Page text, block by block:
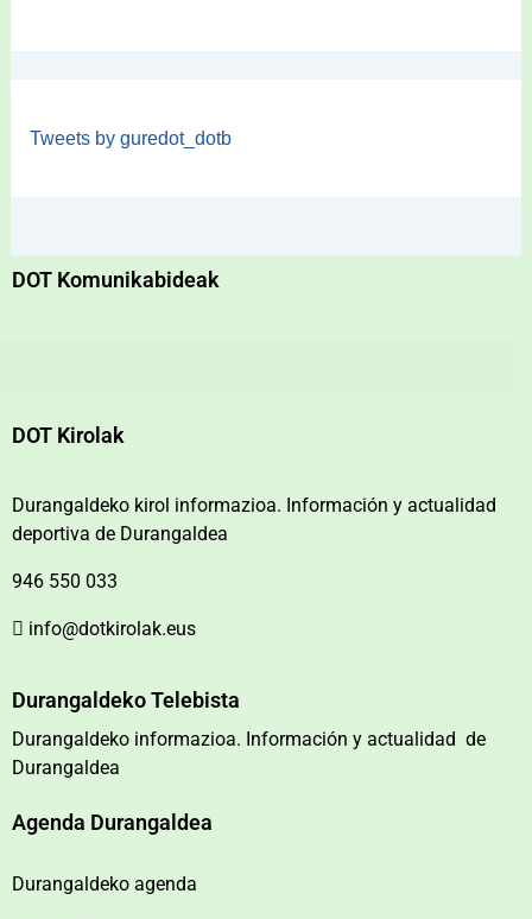
Tweets by guredot_dotb
DOT Komunikabideak
DOT Kirolak
Durangaldeko kirol informazioa. Información y actualidad
deportiva de Durangaldea
946 550 033
info@dotkirolak.eus
Durangaldeko Telebista
Durangaldeko informazioa. Información y actualidad de
Durangaldea
Agenda Durangaldea
Durangaldeko agenda